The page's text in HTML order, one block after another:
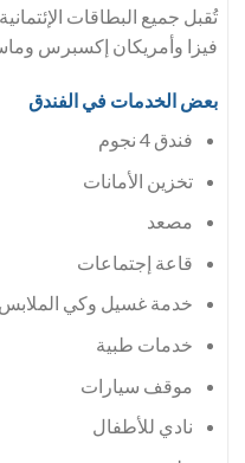
تُقبل جميع البطاقات
فيزا وأمريكان إكسبرس
بعض الخدمات في الفندق
فندق 4 نجوم
تخزين الأمانات
مصعد
قاعة إجتماعات
خدمة غسيل وكي الملابس
خدمات طبية
موقف سيارات
نادي للأطفال